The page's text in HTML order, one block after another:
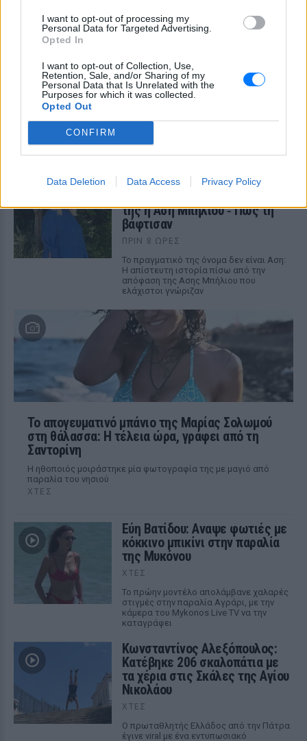
I want to opt-out of processing my
Personal Data for Targeted Advertising.
Opted In
I want to opt-out of Collection, Use,
Retention, Sale, and/or Sharing of my
Personal Data that Is Unrelated with the
Purposes for which it was collected.
Opted Out
CONFIRM
Data Deletion Data Access Privacy Policy
Συνεχή παράπονα για τον καφέ, στημένος
καβγάς και ενθουσιώδεις αντιδράσεις
από τους followers του
Οι συναυλίες επιτέλους
βγάζουν φτηνά εισιτήρια ‑
Ποιοι καλλιτέχνες κατέβασαν
τις τιμές
φθηνά εισιτήρια που εξαφανίζονται σε
λίγα λεπτά
Ο διάσημος κιθαρίστας απο τον
της η Αση Μπήλιου ‑ Πώς τη
βάφτισαν
ΠΡΙΝ 8 ΏΡΕΣ
Το πραγματικό της όνομα δεν είναι Αση:
Η απίστευτη ιστορία πίσω από την
απόφαση της Ασης Μπήλιου που
ελάχιστοι γνώριζαν
Το απογευματινό μπάνιο της Μαρίας Σολωμού
στη θάλασσα: Η τέλεια ώρα, γράφει από τη
Σαντορίνη
Η ηθοποιός μοιράστηκε μία φωτογραφία της με μαγιό από
παραλία του νησιού
ΧΤΕΣ
Εύη Βατίδου: Αναψε φωτιές με
κόκκινο μπικίνι στην παραλία
της Μυκόνου
ΧΤΕΣ
Το πρώην μοντέλο απολάμβανε χαλαρές
στιγμές στην παραλία Αγράρι, με την
κάμερα του Mykonos Live TV να την
καταγράφει
Κωνσταντίνος Αλεξόπουλος:
Κατέβηκε 206 σκαλοπάτια με
τα χέρια στις Σκάλες της Αγίου
Νικολάου
ΧΤΕΣ
Ο πρωταθλητής Ελλάδος από την Πάτρα
έγινε viral με ένα εντυπωσιακό